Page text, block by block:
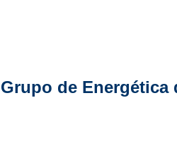
Grupo de Energética